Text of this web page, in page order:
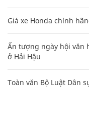
Giá xe Honda chính
Ấn tượng ngày hội văn
ở Hải Hậu
Toàn văn Bộ Luật Dân